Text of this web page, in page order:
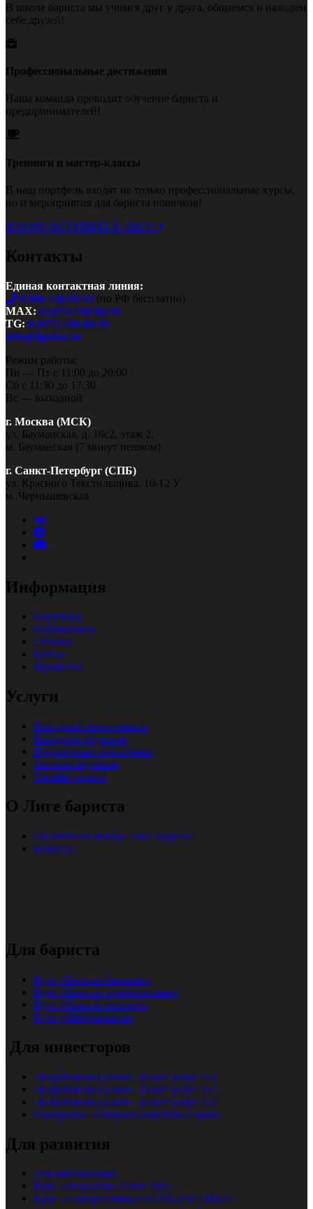
В школе бариста мы учимся друг у друга, общаемся и находим
себе друзей!
Профессиональные достижения
Наша команда проводит обучение бариста и
предпринимателей!
Тренинги и мастер-классы
В наш портфель входят не только профессиональные курсы,
но и мероприятия для бариста новичков!
Я ХОЧУ ВСТУПИТЬ В ЛИГУ
Контакты
Единая контактная линия:
8 800 550-91-93 (по РФ бесплатно)
MAX: 8 (977) 740 80-70
TG: 8 (977) 740 80-70
info@ligabar.ru
Режим работы:
Пн — Пт с 11:00 до 20:00
Сб с 11:30 до 17:30
Вс — выходной
г. Москва (МСК)
ул. Бауманская, д. 16с2, этаж 2.
м. Бауманская (7 минут пешком)
г. Санкт-Петербург (СПБ)
ул. Красного Текстильщика, 10-12 У
м. Чернышевская
Информация
Партнеры
Публикации
Отзывы
Кейсы
Франшиза
Услуги
Выездные мероприятия
Выездное обучение
Подарочный сертификат
Заочное обучение
Онлайн-оплата
О Лиге бариста
Об учебном центре Лиге Бариста
Команда
Для бариста
Курс «Бариста базовый»
Курс «Бариста профессионал»
Курс «Бариста эксперт»
Курс «Шеф-бариста»
Для инвесторов
«Кофейня под ключ». Пакет услуг №1
«Кофейня под ключ». Пакет услуг №2
«Кофейня под ключ». Пакет услуг №3
Программа «Открыть кофейню с нуля»
Для развития
Для начинающих
Курс «Искусство Латте Арт»
Курс «Альтернатива-АНТИКЛАССИКА»